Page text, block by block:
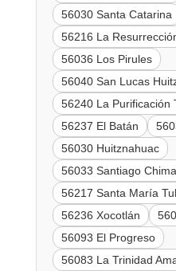
56030 Santa Catarina
56216 La
56036 Los Pirules
56040 San Lucas
56240 La Purificación
56237 El Batán
56030 Huitznahuac
56033 Santiago
56217 Santa María
56236 Xocotlán
56093 El Progreso
56083 La Trinidad